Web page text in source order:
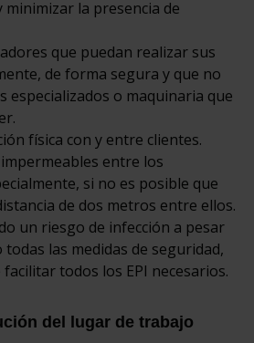
la presencia de
que puedan realizar sus
de forma segura y que no
especializados o maquinaria que
física con y entre clientes.
entre los
si no es posible que
de dos metros entre ellos.
un riesgo de infección a pesar
las medidas de seguridad,
todos los EPI necesarios.
del lugar de trabajo